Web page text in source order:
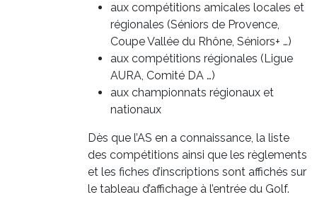
aux compétitions amicales locales et
régionales (Séniors de Provence,
Coupe Vallée du Rhône, Séniors+ …)
aux compétitions régionales (Ligue
AURA, Comité DA …)
aux championnats régionaux et
nationaux
Dès que l’AS en a connaissance, la liste
des compétitions ainsi que les règlements
et les fiches d’inscriptions sont affichés sur
le tableau d’affichage à l’entrée du Golf.